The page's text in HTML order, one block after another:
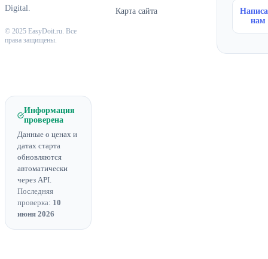
Digital.
© 2025 EasyDoit.ru. Все
права защищены.
Карта сайта
нам
Информация
проверена
Данные о ценах и
датах старта
обновляются
автоматически
через API.
Последняя
проверка: 10
июня 2026